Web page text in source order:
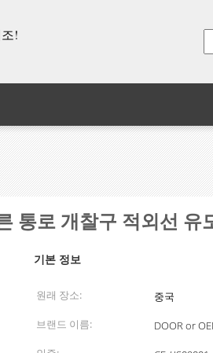
!
통로 개찰구 적외선 유
기본 정보
원래 장소:
중국
브랜드 이름:
DOOR or